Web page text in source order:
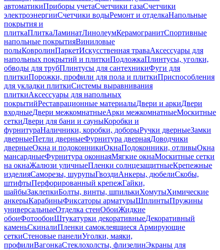
автоматикиПриборы учетаСчетчики газаСчетчики
электроэнергииСчетчики водыРемонт и отделкаНапольные
покрытия и
плиткаПлиткаЛаминатЛинолеумКерамогранитСпортивные
напольные покрытияВиниловые
полыКовролинПаркетИскусственная траваАксессуары для
напольных покрытий и плиткиПодложкаПлинтусы, уголки,
обводы для трубПлинтусы для сантехникиФуги для
плиткиПорожки, профили для пола и плиткиПриспособления
для укладки плиткиСистемы выравнивания
плиткиАксессуары для напольных
покрытийРеставрационные материалыДвери и аркиДвери
входныеДвери межкомнатныеАрки межкомнатныеМоскитные
сеткиДвери для бани и сауныКоробки и
фурнитураНаличники, коробки, доборыРучки дверныеЗамки
дверныеПетли дверныеФурнитура двернаяДоводчики
дверныеОкна и подоконникиОкнаПодоконники, отливыОкна
мансардныеФурнитура оконнаяМягкие окнаМоскитные сетки
на окнаЖалюзи уличныеПленки солнцезащитныеКрепежные
изделияСаморезы, шурупыГвоздиАнкеры, дюбелиСкобы,
штифтыПерфорированный крепежГайки,
шайбыЗаклепкиБолты, винты, шпилькиХомутыХимические
анкерыКарабиныФиксаторы арматурыШплинтыПружины
универсальныеОтделка стенОбоиЖидкие
обоиФотообоиШтукатурки декоративныеДекоративный
каменьСкиналиПленки самоклеящиеся Армирующие
сеткиСтеновые панелиУголки, маяки,
профилиВагонкаСтеклохолсты, флизелинЭкраны для